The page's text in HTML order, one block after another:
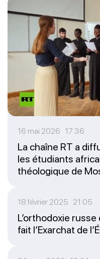
16 mai 2026 17:36
La chaîne RT a
les étudiants
théologique de
18 février 2025 21:05
L’orthodoxie
fait l’Exarchat de